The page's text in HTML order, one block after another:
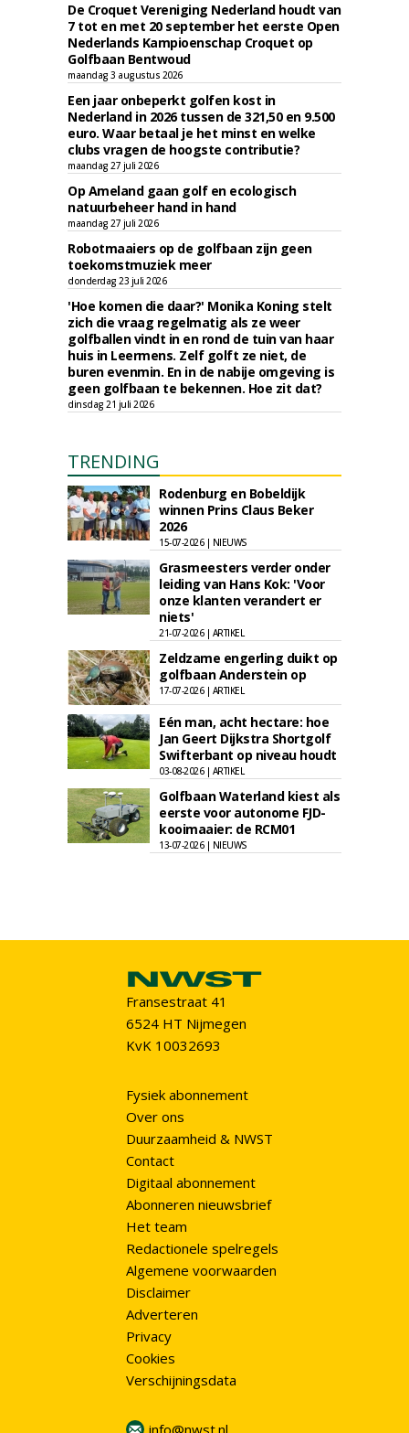
De Croquet Vereniging Nederland houdt van
7 tot en met 20 september het eerste Open
Nederlands Kampioenschap Croquet op
Golfbaan Bentwoud
maandag 3 augustus 2026
Een jaar onbeperkt golfen kost in
Nederland in 2026 tussen de 321,50 en 9.500
euro. Waar betaal je het minst en welke
clubs vragen de hoogste contributie?
maandag 27 juli 2026
Op Ameland gaan golf en ecologisch
natuurbeheer hand in hand
maandag 27 juli 2026
Robotmaaiers op de golfbaan zijn geen
toekomstmuziek meer
donderdag 23 juli 2026
'Hoe komen die daar?' Monika Koning stelt
zich die vraag regelmatig als ze weer
golfballen vindt in en rond de tuin van haar
huis in Leermens. Zelf golft ze niet, de
buren evenmin. En in de nabije omgeving is
geen golfbaan te bekennen. Hoe zit dat?
dinsdag 21 juli 2026
TRENDING
Rodenburg en Bobeldijk
winnen Prins Claus Beker
2026
15-07-2026 | NIEUWS
Grasmeesters verder onder
leiding van Hans Kok: 'Voor
onze klanten verandert er
niets'
21-07-2026 | ARTIKEL
Zeldzame engerling duikt op
golfbaan Anderstein op
17-07-2026 | ARTIKEL
Eén man, acht hectare: hoe
Jan Geert Dijkstra Shortgolf
Swifterbant op niveau houdt
03-08-2026 | ARTIKEL
Golfbaan Waterland kiest als
eerste voor autonome FJD-
kooimaaier: de RCM01
13-07-2026 | NIEUWS
Fransestraat 41
6524 HT Nijmegen
KvK 10032693
Fysiek abonnement
Over ons
Duurzaamheid & NWST
Contact
Digitaal abonnement
Abonneren nieuwsbrief
Het team
Redactionele spelregels
Algemene voorwaarden
Disclaimer
Adverteren
Privacy
Cookies
Verschijningsdata